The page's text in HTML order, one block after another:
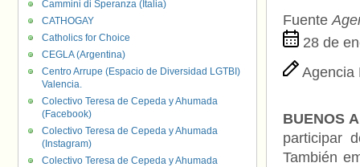
Fuente
28 de
Agencia
BUENOS
participar
También
Cammini di Speranza (Italia)
CATHOGAY
Catholics for Choice
CEGLA (Argentina)
Centro Arrupe (Espacio de Diversidad LGTBI)
Valencia.
Colectivo Teresa de Cepeda y Ahumada
(Facebook)
Colectivo Teresa de Cepeda y Ahumada
(Instagram)
Colectivo Teresa de Cepeda y Ahumada